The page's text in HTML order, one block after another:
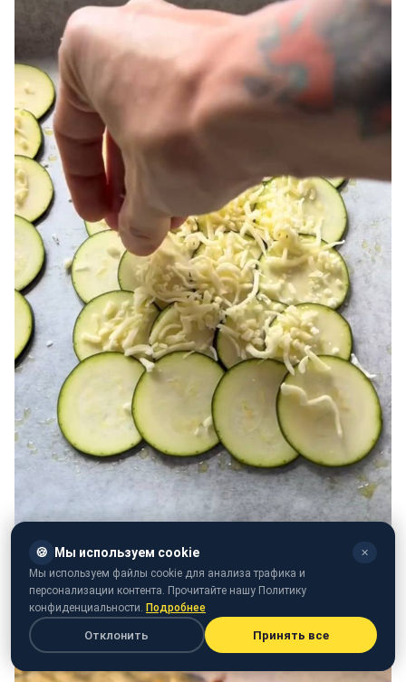
🍪 Мы используем cookie ✕
Мы используем файлы cookie для анализа трафика и
персонализации контента. Прочитайте нашу Политику
конфиденциальности. Подробнее
Отклонить Принять все